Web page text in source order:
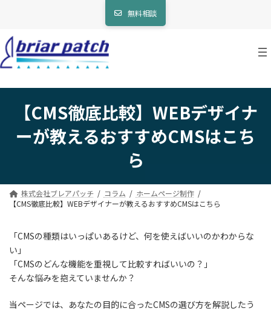
ン
ツ
へ
キ
ー
シ
ョ
に
無料相談
【CMS徹底比較】WEBデザイナ
ーが教えるおすすめCMSはこち
ら
株式会社ブレアパッチ コラム
ホームページ制作
【CMS徹底比較】WEBデザイナーが教えるおすすめCMSはこちら
「CMSの種類はいっぱいあるけど、何を使えばいいのかわからな
い」
「CMSのどんな機能を重視して比較すればいいの？」
そんな悩みを抱えていませんか？
当ページでは、あなたの目的に合ったCMSの選び方を解説したう